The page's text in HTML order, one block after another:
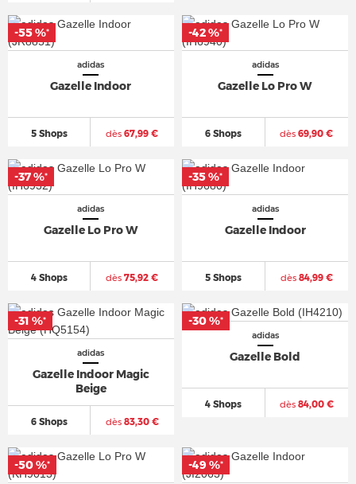
adidas
Gazelle Indoor
5 Shops dès 67,99 €
-55 %*
adidas
Gazelle Lo Pro W
6 Shops dès 69,90 €
-42 %*
adidas
Gazelle Lo Pro W
4 Shops dès 75,92 €
-37 %*
adidas
Gazelle Indoor
5 Shops dès84,99 €
-35 %*
adidas
Gazelle Indoor Magic
Beige
6 Shops dès83,30 €
-31 %*
adidas
Gazelle Bold
4 Shops dès84,00 €
-30 %*
-50 %* -49 %*